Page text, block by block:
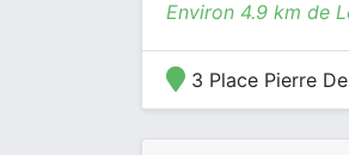
Environ 4.9 km de
3 Place Pierre